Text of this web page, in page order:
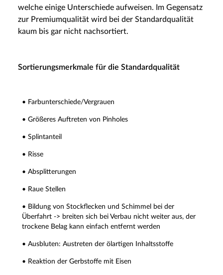
welche einige Unterschiede aufweisen. Im Gegensatz
zur Premiumqualität wird bei der Standardqualität
kaum bis gar nicht nachsortiert.
Sortierungsmerkmale für die Standardqualität
• Farbunterschiede/Vergrauen
• Größeres Auftreten von Pinholes
• Splintanteil
• Risse
• Absplitterungen
• Raue Stellen
• Bildung von Stockflecken und Schimmel bei der
Überfahrt -> breiten sich bei Verbau nicht weiter aus, der
trockene Belag kann einfach entfernt werden
• Ausbluten: Austreten der ölartigen Inhaltsstoffe
• Reaktion der Gerbstoffe mit Eisen